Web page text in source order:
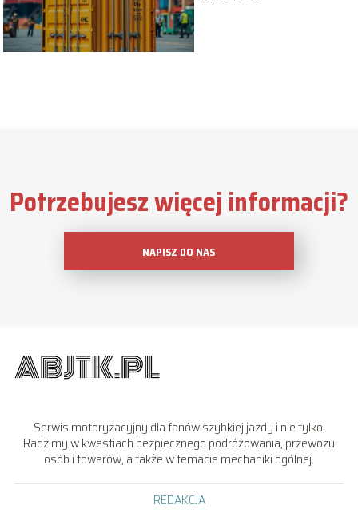
Potrzebujesz więcej informacji?
NAPISZ DO NAS
Serwis motoryzacyjny dla fanów szybkiej jazdy i nie tylko.
Radzimy w kwestiach bezpiecznego podróżowania, przewozu
osób i towarów, a także w temacie mechaniki ogólnej.
REDAKCJA